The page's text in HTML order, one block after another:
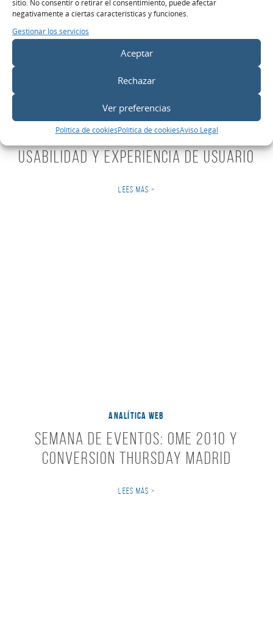
sitio. No consentir o retirar el consentimiento, puede afectar
negativamente a ciertas características y funciones.
Gestionar los servicios
Aceptar
Rechazar
Ver preferencias
Política de cookiesPolítica de cookiesAviso Legal
ANALÍTICA WEB
Usabilidad y Experiencia de Usuario
LEES MÁS >
ANALÍTICA WEB
Semana de Eventos: OME 2010 y
Conversion Thursday Madrid
LEES MÁS >